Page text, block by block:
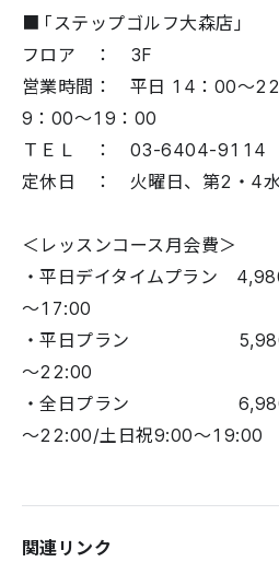
■「ステップゴルフ大森店」
フロア ： 3F
営業時間： 平日 14：00～
9：00～19：00
ＴＥＬ ： 03-6404-9114
定休日 ： 火曜日、第2・4
＜レッスンコース月会費＞
・平日デイタイムプラン
～17:00
・平日プラン 5,980
～22:00
・全日プラン 6,980
～22:00/土日祝9:00～19:00
関連リンク